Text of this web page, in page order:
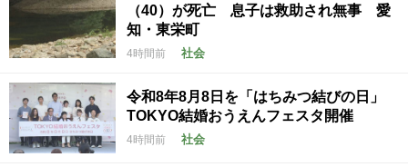
（40）が死亡 息子は救助され無事 愛
知・東栄町
4時間前 社会
令和8年8月8日を「はちみつ結びの日」
TOKYO結婚おうえんフェスタ開催
4時間前 社会